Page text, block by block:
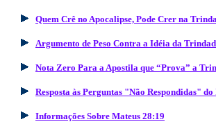
Quem Crê no Apocalipse, Pode Crer na
Argumento de Peso Contra a Idéia da
Nota Zero Para a Apostila que “Prova” a
Resposta às Perguntas "Não Respondidas"
Informações Sobre Mateus 28:19